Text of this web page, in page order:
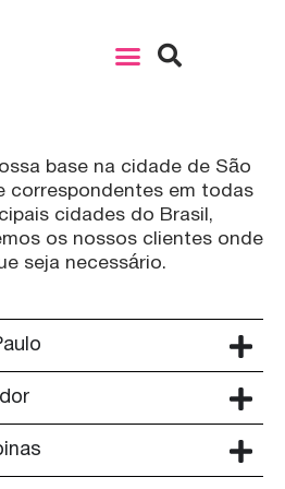
base na cidade de São
correspondentes em todas
cidades do Brasil,
os nossos clientes onde
seja necessário.